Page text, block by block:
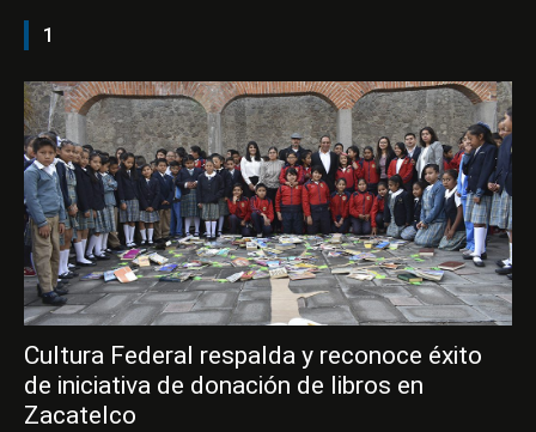
1
Cultura Federal respalda y reconoce éxito
de iniciativa de donación de libros en
Zacatelco